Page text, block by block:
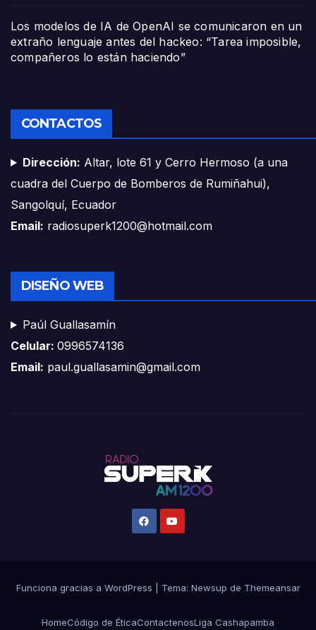
Los modelos de IA de OpenAI se comunicaron en un
extraño lenguaje antes del hackeo: “Tarea imposible,
compañeros lo están haciendo”
CONTACTOS
Dirección: Altar, lote 61 y Cerro Hermoso (a una
cuadra del Cuerpo de Bomberos de Rumiñahui),
Sangolquí, Ecuador
Email: radiosuperk1200@hotmail.com
DISEÑO WEB
Paúl Guallasamín
Celular: 0996574136
Email: paul.guallasamin@gmail.com
Funciona gracias a WordPress Tema: Newsup de Themeansar
HomeCódigo de ÉticaContactenosLiga Cashapamba